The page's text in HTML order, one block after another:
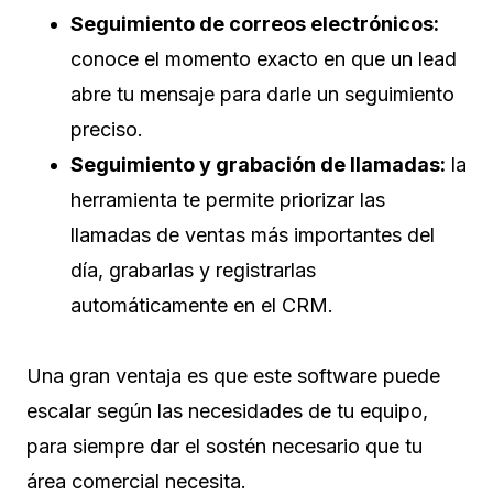
Seguimiento de correos electrónicos:
conoce el momento exacto en que un lead
abre tu mensaje para darle un seguimiento
preciso.
Seguimiento y grabación de llamadas: la
herramienta te permite priorizar las
llamadas de ventas más importantes del
día, grabarlas y registrarlas
automáticamente en el CRM.
Una gran ventaja es que este software puede
escalar según las necesidades de tu equipo,
para siempre dar el sostén necesario que tu
área comercial necesita.